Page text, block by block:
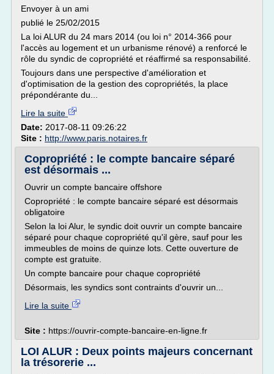
Envoyer à un ami
publié le 25/02/2015
La loi ALUR du 24 mars 2014 (ou loi n° 2014-366 pour
l'accès au logement et un urbanisme rénové) a renforcé le
rôle du syndic de copropriété et réaffirmé sa responsabilité.
Toujours dans une perspective d'amélioration et
d'optimisation de la gestion des copropriétés, la place
prépondérante du...
Lire la suite
Date: 2017-08-11 09:26:22
Site : http://www.paris.notaires.fr
Copropriété : le compte bancaire séparé
est désormais ...
Ouvrir un compte bancaire offshore
Copropriété : le compte bancaire séparé est désormais
obligatoire
Selon la loi Alur, le syndic doit ouvrir un compte bancaire
séparé pour chaque copropriété qu'il gère, sauf pour les
immeubles de moins de quinze lots. Cette ouverture de
compte est gratuite.
Un compte bancaire pour chaque copropriété
Désormais, les syndics sont contraints d'ouvrir un...
Lire la suite
Site : https://ouvrir-compte-bancaire-en-ligne.fr
LOI ALUR : Deux points majeurs concernant
la trésorerie ...